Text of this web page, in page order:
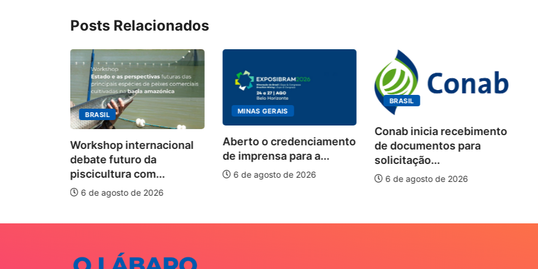
Posts Relacionados
BRASIL
Workshop internacional
debate futuro da
piscicultura com...
6 de agosto de 2026
MINAS GERAIS
Aberto o credenciamento
de imprensa para a...
6 de agosto de 2026
BRASIL
Conab inicia recebimento
de documentos para
solicitação...
6 de agosto de 2026